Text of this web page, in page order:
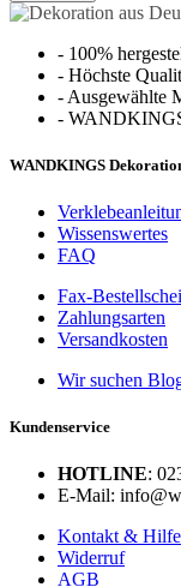
- 100%
- Höchste
- Ausgewählte
-
WANDKINGS
Wissenswertes
FAQ
Fax-
Zahlungsarten
Versandkosten
Wir suchen
Kundenservice
HOTLINE:
E-Mail:
Kontakt & Hilfe
Widerruf
AGB